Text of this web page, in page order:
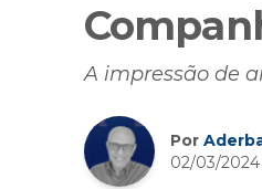
A impressão de
Por
02/03/2024